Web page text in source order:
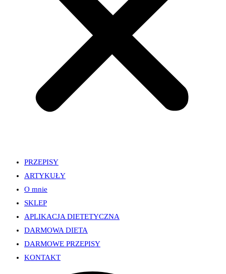
PRZEPISY
ARTYKUŁY
O mnie
SKLEP
APLIKACJA DIETETYCZNA
DARMOWA DIETA
DARMOWE PRZEPISY
KONTAKT